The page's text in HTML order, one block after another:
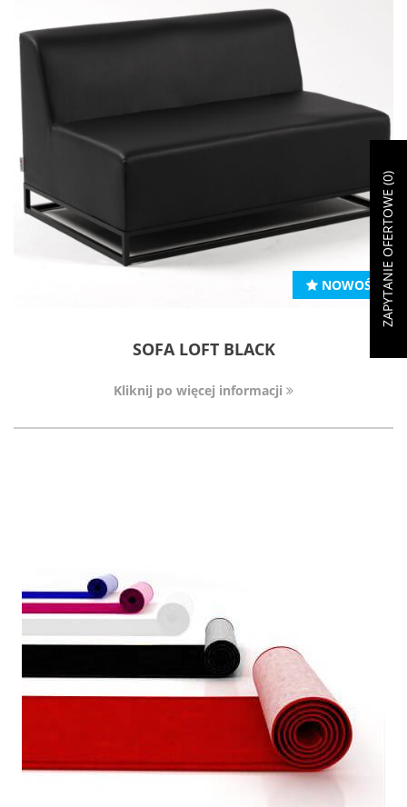
NOWOŚĆ
SOFA LOFT BLACK
Kliknij po więcej informacji
ZAPYTANIE OFERTOWE (
0
)